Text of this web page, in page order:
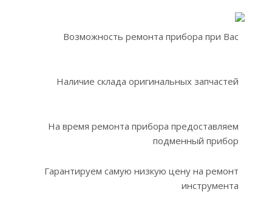
Возможность ремонта прибора при Вас
Наличие склада оригинальных запчастей
На время ремонта прибора предоставляем
подменный прибор
Гарантируем самую низкую цену на ремонт
инструмента